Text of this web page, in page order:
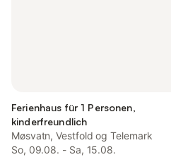
Ferienhaus für 1 Personen,
kinderfreundlich
Møsvatn, Vestfold og Telemark
So, 09.08. - Sa, 15.08.